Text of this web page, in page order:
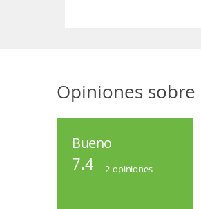
Opiniones sobre
Bueno
7.4 2 opiniones